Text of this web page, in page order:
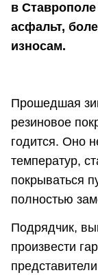
в
асфальт,
износам.
Прошедшая
резиновое
годится. Оно
температур,
покрываться
полностью
Подрядчик,
произвести